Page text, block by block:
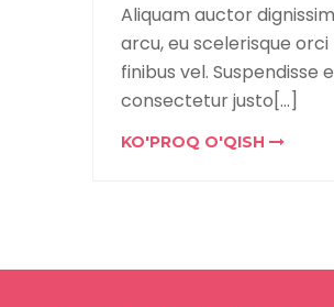
Aliquam auctor dignissim
arcu, eu scelerisque orci
finibus vel. Suspendisse
consectetur justo[...]
KO'PROQ O'QISH